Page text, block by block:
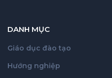
DANH MỤC
Giáo dục đào tạo
Hướng nghiệp